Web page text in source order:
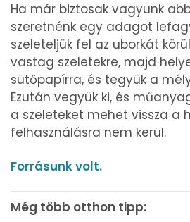
Ha már biztosak vagyunk
szeretnénk egy adagot
szeleteljük fel az uborkát
vastag szeletekre, majd
sütőpapírra, és tegyük a
Ezután vegyük ki, és
a szeleteket mehet vissza a
felhasználásra nem kerül.
Forrásunk volt.
Még több otthon tipp: